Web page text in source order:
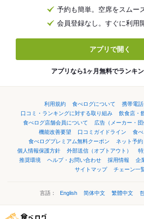
予約も簡単。空席をスムー
会員登録なし。すぐに利用
アプリで開く
アプリなら1ヶ月無料でランキン
利用規約 食べログについて
携帯電
口コミ・ランキングに対する取り組み
飲食店・
食べログ店舗会員について
広告（メーカー・
機能改善要望
口コミガイドライン
食
食べログプレミアム無料クーポン
ネット予約
個人情報保護方針
外部送信（オプトアウト）
推奨環境
ヘルプ・お問い合わせ 採用情報 企
サイトマップ
チェーン一
言語： English 简体中文 繁體中文